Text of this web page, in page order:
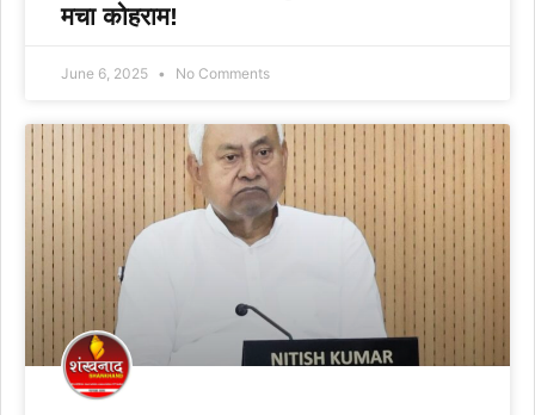
मचा कोहराम!
June 6, 2025 No Comments